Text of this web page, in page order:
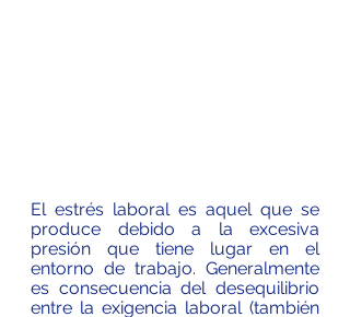
El estrés laboral es aquel que se
produce debido a la excesiva
presión que tiene lugar en el
entorno de trabajo. Generalmente
es consecuencia del desequilibrio
entre la exigencia laboral (también